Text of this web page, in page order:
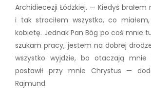
Archidiecezji Łódzkiej. — Kiedyś brałem
i tak straciłem wszystko, co
kobietę. Jednak Pan Bóg po coś mnie tu
szukam pracy, jestem na dobrej
wszystko wyjdzie, bo otaczają mnie
postawił przy mnie Chrystus —
Rajmund.